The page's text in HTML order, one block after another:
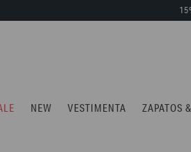
NEW VESTIMENTA ZAPATOS